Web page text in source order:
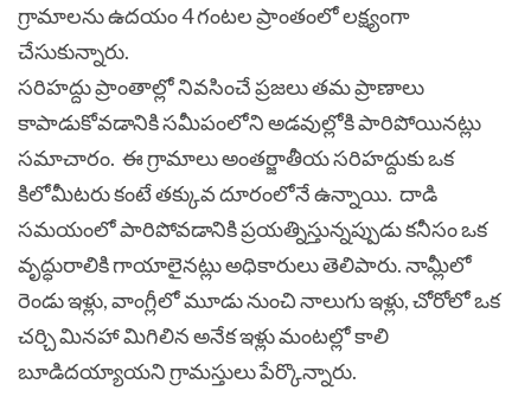
గ్రామాలను ఉదయం 4 గంటల ప్రాంతంలో లక్ష్యంగా
చేసుకున్నారు.
సరిహద్దు ప్రాంతాల్లో నివసించే ప్రజలు తమ ప్రాణాలు
కాపాడుకోవడానికి సమీపంలోని అడవుల్లోకి పారిపోయినట్లు
సమాచారం. ఈ గ్రామాలు అంతర్జాతీయ సరిహద్దుకు ఒక
కిలోమీటరు కంటే తక్కువ దూరంలోనే ఉన్నాయి. దాడి
సమయంలో పారిపోవడానికి ప్రయత్నిస్తున్నప్పుడు కనీసం ఒక
వృద్ధురాలికి గాయాలైనట్లు అధికారులు తెలిపారు. నామ్లీలో
రెండు ఇళ్లు, వాంగ్లీలో మూడు నుంచి నాలుగు ఇళ్లు, చోరోలో ఒక
చర్చి మినహా మిగిలిన అనేక ఇళ్లు మంటల్లో కాలి
బూడిదయ్యాయని గ్రామస్తులు పేర్కొన్నారు.